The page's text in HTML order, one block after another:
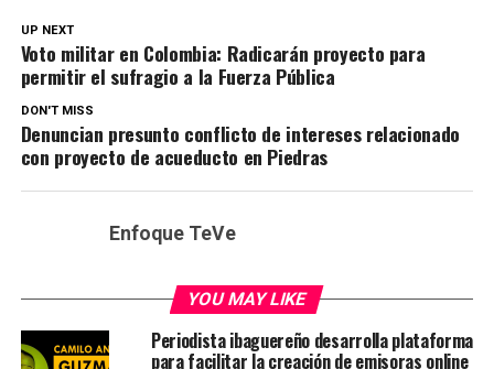
UP NEXT
Voto militar en Colombia: Radicarán proyecto para
permitir el sufragio a la Fuerza Pública
DON'T MISS
Denuncian presunto conflicto de intereses relacionado
con proyecto de acueducto en Piedras
Enfoque TeVe
YOU MAY LIKE
Periodista ibaguereño desarrolla plataforma
para facilitar la creación de emisoras online